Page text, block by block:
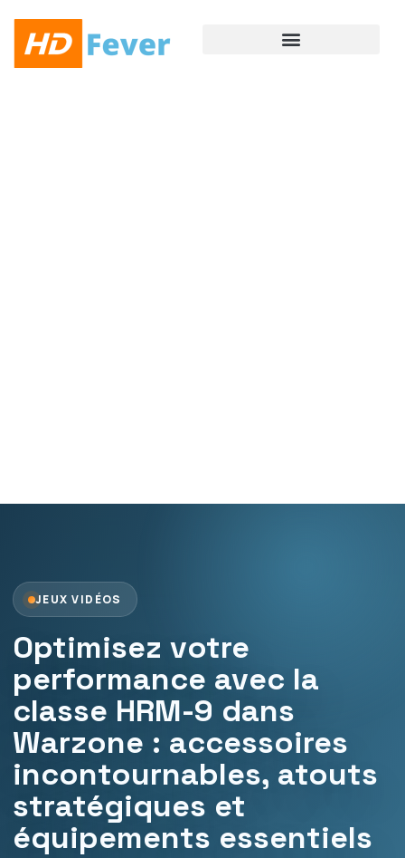
JEUX VIDÉOS
Optimisez votre
performance avec la
classe HRM-9 dans
Warzone : accessoires
incontournables, atouts
stratégiques et
équipements essentiels